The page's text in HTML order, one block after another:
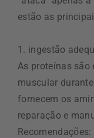
estão as
1. ingestão
As proteínas são
muscular
fornecem os
reparação e
Recomendações: